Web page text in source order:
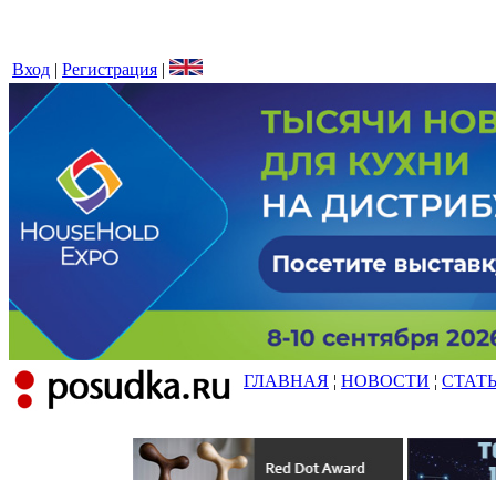
Вход | Регистрация |
ГЛАВНАЯ ¦ НОВОСТИ ¦